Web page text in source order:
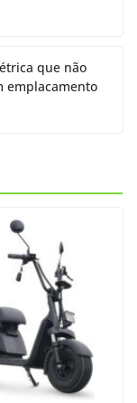
que não
emplacamento